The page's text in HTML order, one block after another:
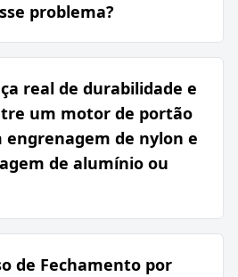
problema?
real de durabilidade e
um motor de portão
de nylon e
de alumínio ou
de Fechamento por